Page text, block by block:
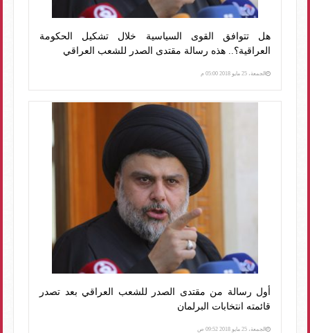
هل تتوافق القوى السياسية خلال تشكيل الحكومة
العراقية؟.. هذه رسالة مقتدى الصدر للشعب العراقي
الجمعة، 25 مايو 2018 05:00 م
أول رسالة من مقتدى الصدر للشعب العراقي بعد تصدر
قائمته انتخابات البرلمان
الجمعة، 25 مايو 2018 09:52 ص